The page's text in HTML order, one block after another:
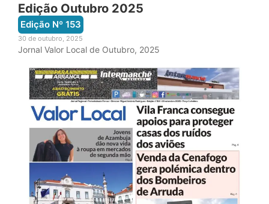
Edição Outubro 2025
Edição Nº 153
30 de outubro, 2025
Jornal Valor Local de Outubro, 2025